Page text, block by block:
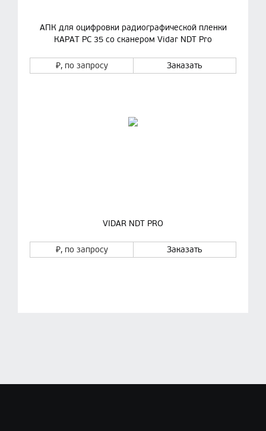
АПК для оцифровки радиографической пленки
КАРАТ РС 35 со сканером Vidar NDT Pro
₽, по запросу Заказать
VIDAR NDT PRO
₽, по запросу Заказать